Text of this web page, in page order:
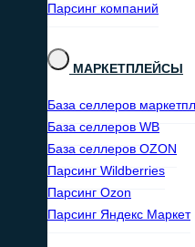
Парсинг компаний
МАРКЕТПЛЕЙСЫ
База селлеров
База селлеров WB
База селлеров OZON
Парсинг Wildberries
Парсинг Ozon
Парсинг Яндекс Маркет